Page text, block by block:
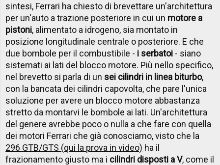
sintesi, Ferrari ha chiesto di brevettare un'architettura
per un'auto a trazione posteriore in cui un motore a
pistoni, alimentato a idrogeno, sia montato in
posizione longitudinale centrale o posteriore. E che
due bombole per il combustibile - i serbatoi - siano
sistemati ai lati del blocco motore. Più nello specifico,
nel brevetto si parla di un sei cilindri in linea biturbo,
con la bancata dei cilindri capovolta, che pare l'unica
soluzione per avere un blocco motore abbastanza
stretto da montarvi le bombole ai lati. Un'architettura
del genere avrebbe poco o nulla a che fare con quella
dei motori Ferrari che già conosciamo, visto che la
296 GTB/GTS (qui la prova in video) ha il
frazionamento giusto ma i cilindri disposti a V, come il